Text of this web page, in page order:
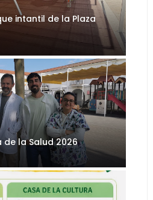
intantil de la Plaza
la Salud 2026